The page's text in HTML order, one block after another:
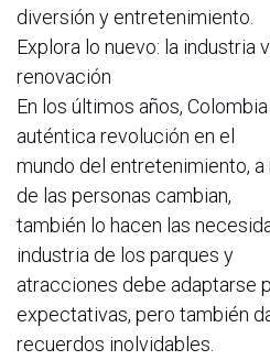
diversión y entretenimiento.
Explora lo nuevo: la industria
renovación
En los últimos años,
auténtica revolución en el
mundo del entretenimiento,
de las personas cambian,
también lo hacen las
industria de los parques y
atracciones debe adaptarse
expectativas, pero también
recuerdos inolvidables.